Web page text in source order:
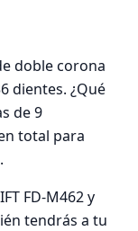
doble corona
dientes. ¿Qué
de 9
total para
FD-M462 y
tendrás a tu